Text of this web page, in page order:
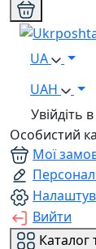
UA
UAH
Увійдіть
Особистий
Мої
Вийти
Каталог